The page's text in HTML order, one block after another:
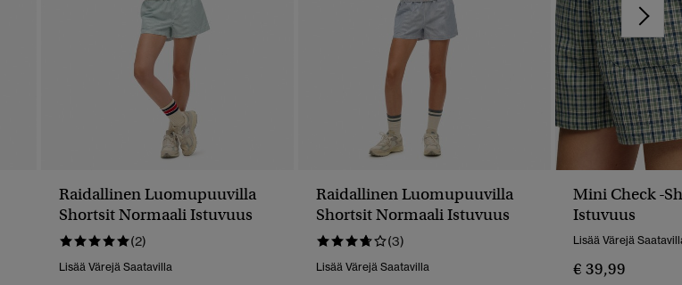
Raidallinen Luomupuuvilla
Shortsit Normaali Istuvuus
(2)
Lisää Värejä Saatavilla
Raidallinen Luomupuuvilla
Shortsit Normaali Istuvuus
(3)
Lisää Värejä Saatavilla
Mini Check -
Istuvuus
Lisää Värejä
€ 39,99